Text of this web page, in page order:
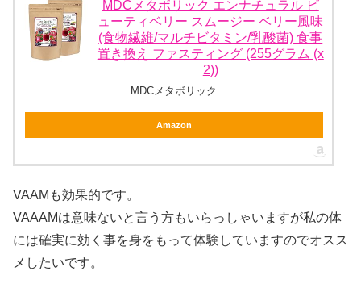
MDCメタボリック エンナチュラル ビ
ューティベリー スムージー ベリー風味
(食物繊維/マルチビタミン/乳酸菌) 食事
置き換え ファスティング (255グラム (x
2))
MDCメタボリック
Amazon
VAAMも効果的です。
VAAAMは意味ないと言う方もいらっしゃいますが私の体
には確実に効く事を身をもって体験していますのでオスス
メしたいです。